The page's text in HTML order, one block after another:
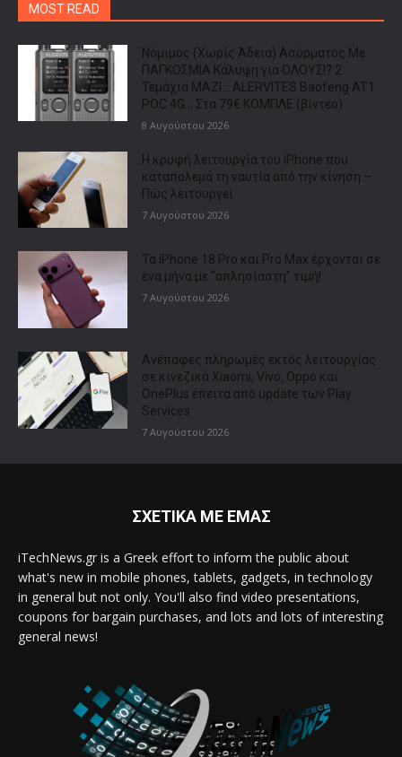
MOST READ
Νόμιμος (Χωρίς Άδεια) Ασύρματος Με
ΠΑΓΚΟΣΜΙΑ Κάλυψη για ΟΛΟΥΣ!? 2
Τεμάχια ΜΑΖΙ… ALERVITES Baofeng AT1
POC 4G… Στα 79€ ΚΟΜΠΛΕ (βίντεο)
8 Αυγούστου 2026
Η κρυφή λειτουργία του iPhone που
καταπολεμά τη ναυτία από την κίνηση –
Πώς λειτουργεί
7 Αυγούστου 2026
Τα iPhone 18 Pro και Pro Max έρχονται σε
ένα μήνα με “απλησίαστη” τιμή!
7 Αυγούστου 2026
Ανέπαφες πληρωμές εκτός λειτουργίας
σε κινεζικά Xiaomi, Vivo, Oppo και
OnePlus έπειτα από update των Play
Services
7 Αυγούστου 2026
ΣΧΕΤΙΚΑ ΜΕ ΕΜΑΣ
iTechNews.gr is a Greek effort to inform the public about
what's new in mobile phones, tablets, gadgets, in technology
in general but not only. You'll also find video presentations,
coupons for bargain purchases, and lots and lots of interesting
general news!